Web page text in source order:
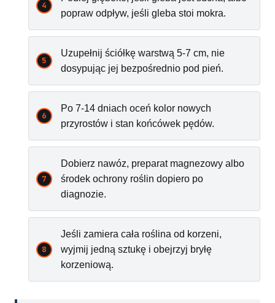
popraw odpływ, jeśli gleba stoi mokra.
Uzupełnij ściółkę warstwą 5-7 cm, nie
dosypując jej bezpośrednio pod pień.
Po 7-14 dniach oceń kolor nowych
przyrostów i stan końcówek pędów.
Dobierz nawóz, preparat magnezowy albo
środek ochrony roślin dopiero po
diagnozie.
Jeśli zamiera cała roślina od korzeni,
wyjmij jedną sztukę i obejrzyj bryłę
korzeniową.